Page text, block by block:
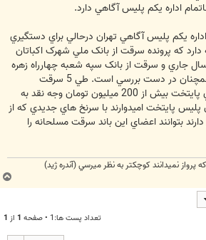
اداره يکم پليس آگاهي دارد.
يکم پليس آگاهي تهران درحالي براي دستگيري
دارد که پرونده سرقت از بانک ملي شهرک اکباتان
29 خردادماه سال جاري و سرقت از بانک سپه شعبه چهارراه زهره
در مورخ 5 شهريور ماه نيز همچنان در دست بررسي است. طي 5 سرقت
مسلحانه امسال از بانک هاي پايتخت بيش از 200 ميليون تومان وجه نقد به
پايتخت اميدوارند با سرنخ هاي جديدي که از
بتوانند اعضاي اين باند سرقت مسلحانه را
پرواز نميدانند کوچکتر به نظر ميرسي (آندره ژيد)
تعداد پست ها:1 • صفحه 1 از 1